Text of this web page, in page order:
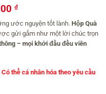
₫
ước nguyện tốt lành. Hộp Quà
gửi gắm như một lời chúc trọn
– mọi khởi đầu đều viên
thể cá nhân hóa theo yêu cầu
Thông, Vạn Sự Cát Tường số lượng